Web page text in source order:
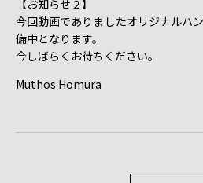
【お知らせ２】
今回動画でありましたオリジナルハ
備中となります。
今しばらくお待ちください。
Muthos Homura